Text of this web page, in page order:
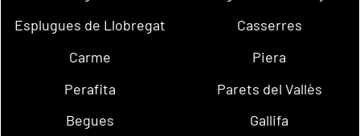
Esplugues de Llobregat
Casserres
Carme
Piera
Perafita
Parets del Vallès
Begues
Gallifa